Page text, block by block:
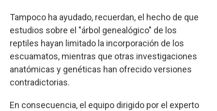
Tampoco ha ayudado, recuerdan, el hecho de que
estudios sobre el "árbol genealógico" de los
reptiles hayan limitado la incorporación de los
escuamatos, mientras que otras investigaciones
anatómicas y genéticas han ofrecido versiones
contradictorias.
En consecuencia, el equipo dirigido por el experto